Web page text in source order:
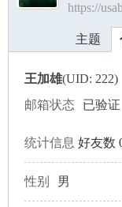
美› ›
https://
主题
王加雄(UID: 222)
邮箱状态
已验证
统计信息 好友数
性别 男